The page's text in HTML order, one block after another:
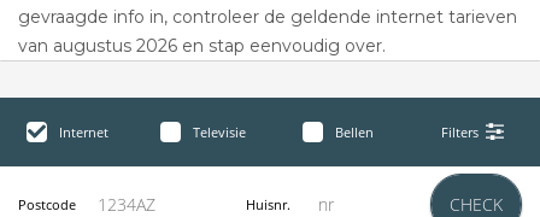
gevraagde info in, controleer de geldende internet tarieven
van augustus 2026 en stap eenvoudig over.
Internet Televisie Bellen Filters
Postcode Huisnr. CHECK